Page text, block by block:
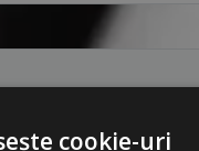
cookie-uri